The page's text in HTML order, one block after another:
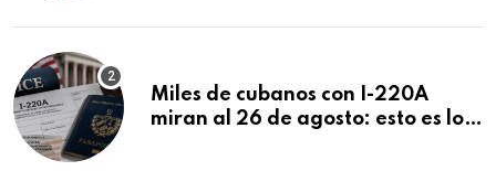
Miles de cubanos con I-220A
miran al 26 de agosto: esto es lo